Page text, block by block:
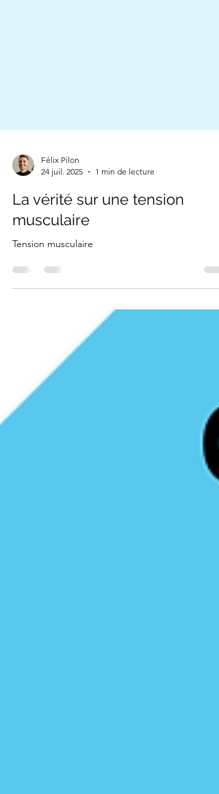
24 juil. 2025
1 min de lecture
La vérité sur une tension
musculaire
Tension musculaire